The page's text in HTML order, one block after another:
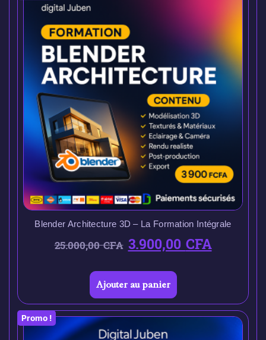
Blender Architecture 3D – La Formation Intégrale
25.000,00CFA 3.900,00CFA
Ajouter au panier
Promo !